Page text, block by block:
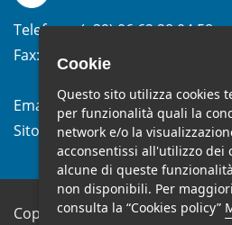
Telefono:(+39)06.62.28.04.58
Fax:
(+39) 06.99.33.19.10
Email: info@studiomelchiorri.it
Sito Web:www.stmelchiorri.it
Copyright © Studio Melchiorri
Cookie
Questo sito utilizza cookies
per funzionalità quali la
network e/o la
acconsentissi all'utilizzo dei
alcune di queste
non disponibili. Per
consulta la “Cookies policy”